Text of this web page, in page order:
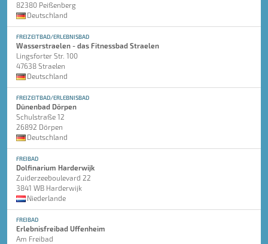
82380 Peißenberg
Deutschland
FREIZEITBAD/ERLEBNISBAD
Wasserstraelen - das Fitnessbad Straelen
Lingsforter Str. 100
47638 Straelen
Deutschland
FREIZEITBAD/ERLEBNISBAD
Dünenbad Dörpen
Schulstraße 12
26892 Dörpen
Deutschland
FREIBAD
Dolfinarium Harderwijk
Zuiderzeeboulevard 22
3841 WB Harderwijk
Niederlande
FREIBAD
Erlebnisfreibad Uffenheim
Am Freibad